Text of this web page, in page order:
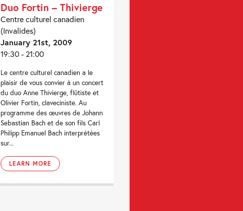
Duo Fortin – Thivierge
Centre culturel canadien
(Invalides)
January 21st, 2009
19:30 - 21:00
Le centre culturel canadien a le
plaisir de vous convier à un concert
du duo Anne Thivierge, flûtiste et
Olivier Fortin, claveciniste. Au
programme des œuvres de Johann
Sebastian Bach et de son fils Carl
Philipp Emanuel Bach interprétées
sur...
LEARN MORE